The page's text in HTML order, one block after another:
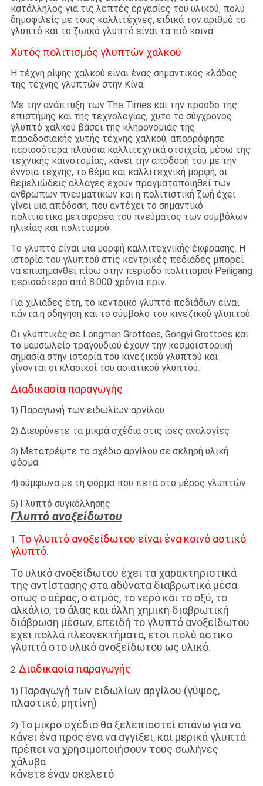
κατάλληλος για τις λεπτές εργασίες του υλικού, πολύ
δημοφιλείς με τους καλλιτέχνες, ειδικά τον αριθμό το
γλυπτό και το ζωικό γλυπτό είναι τα πιό κοινά.
Χυτός πολιτισμός γλυπτών χαλκού
Η τέχνη ρίψης χαλκού είναι ένας σημαντικός κλάδος
της τέχνης γλυπτών στην Κίνα.
Με την ανάπτυξη των The Times και την πρόοδο της
επιστήμης και της τεχνολογίας, χυτό το σύγχρονος
γλυπτό χαλκού βάσει της κληρονομιάς της
παραδοσιακής χυτής τέχνης χαλκού, απορρόφησε
περισσότερα πλούσια καλλιτεχνικά στοιχεία, μέσω της
τεχνικής καινοτομίας, κάνει την απόδοσή του με την
έννοια τέχνης, το θέμα και καλλιτεχνική μορφή, οι
θεμελιώδεις αλλαγές έχουν πραγματοποιηθεί των
ανθρώπων πνευματικών και η πολιτιστική ζωή έχει
γίνει μια απόδοση, που αντέχει το σημαντικό
πολιτιστικό μεταφορέα του πνεύματος των συμβόλων
ηλικίας και πολιτισμού.
Το γλυπτό είναι μια μορφή καλλιτεχνικής έκφρασης. Η
ιστορία του γλυπτού στις κεντρικές πεδιάδες μπορεί
να επισημανθεί πίσω στην περίοδο πολιτισμού Peiligang
περισσότερο από 8.000 χρόνια πριν.
Για χιλιάδες έτη, το κεντρικό γλυπτό πεδιάδων είναι
πάντα η οδήγηση και το σύμβολο του κινεζικού γλυπτού.
Οι γλυπτικές σε Longmen Grottoes, Gongyi Grottoes και
το μαυσωλείο τραγουδιού έχουν την κοσμοϊστορική
σημασία στην ιστορία του κινεζικού γλυπτού και
γίνονται οι κλασικοί του ασιατικού γλυπτού.
Διαδικασία παραγωγής
1) Παραγωγή των ειδωλίων αργίλου
2) Διευρύνετε τα μικρά σχέδια στις ίσες αναλογίες
3) Μετατρέψτε το σχέδιο αργίλου σε σκληρή υλική
φόρμα
4) σύμφωνα με τη φόρμα που πετά στο μέρος γλυπτών
5) Γλυπτό συγκόλλησης
Γλυπτό ανοξείδωτου
1. Το γλυπτό ανοξείδωτου είναι ένα κοινό αστικό
γλυπτό.
Το υλικό ανοξείδωτου έχει τα χαρακτηριστικά
της αντίστασης στα αδύνατα διαβρωτικά μέσα
όπως ο αέρας, ο ατμός, το νερό και το οξύ, το
αλκάλιο, το άλας και άλλη χημική διαβρωτική
διάβρωση μέσων, επειδή το γλυπτό ανοξείδωτου
έχει πολλά πλεονεκτήματα, έτσι πολύ αστικό
γλυπτό στο υλικό ανοξείδωτου ως υλικό.
2. Διαδικασία παραγωγής
1) Παραγωγή των ειδωλίων αργίλου (γύψος,
πλαστικό, ρητίνη)
2) Το μικρό σχέδιο θα ξελεπιαστεί επάνω για να
κάνει ένα προς ένα να αγγίξει, και μερικά γλυπτά
πρέπει να χρησιμοποιήσουν τους σωλήνες
χάλυβα
κάνετε έναν σκελετό